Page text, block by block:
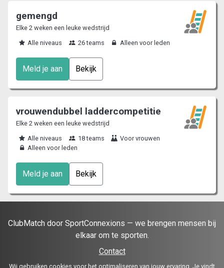
gemengd
Elke 2 weken een leuke wedstrijd
Alle niveaus
26 teams Alleen voor leden
Meld je aan Bekijk
vrouwendubbel laddercompetitie
Elke 2 weken een leuke wedstrijd
Alle niveaus
18 teams
Voor vrouwen
Alleen voor leden
Meld je aan Bekijk
ClubMatch door SportConnexions — we brengen mensen bij
elkaar om te sporten.
Contact
Wij gebruiken cookies voor het optimaliseren van jouw ervaring. Je vindt